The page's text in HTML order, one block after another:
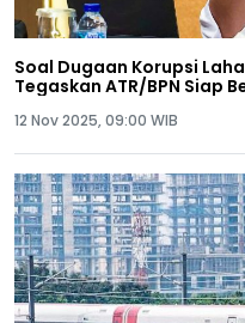
Soal Dugaan Korupsi
Tegaskan ATR/BPN Siap
12 Nov 2025, 09:00 WIB